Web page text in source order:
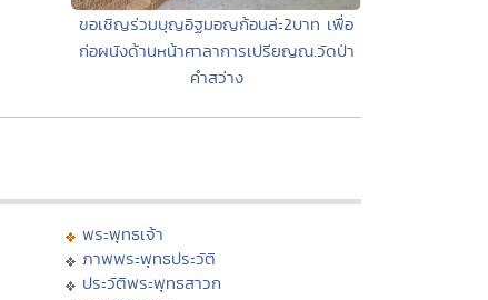
ขอเชิญร่วมบุญอิฐมอญก้อนล่ะ2บาท เพื่อ
ก่อผนังด้านหน้าศาลาการเปรียญณ.วัดป่า
คำสว่าง
พระพุทธเจ้า
ภาพพระพุทธประวัติ
ประวัติพระพุทธสาวก